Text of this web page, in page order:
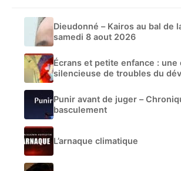
Dieudonné – Kairos au bal de
samedi 8 aout 2026
Écrans et petite enfance : une
silencieuse de troubles du
Punir avant de juger –
basculement
L’arnaque climatique